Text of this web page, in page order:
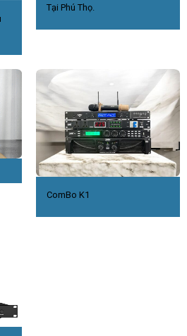
Tại Phú Thọ.
ComBo K1